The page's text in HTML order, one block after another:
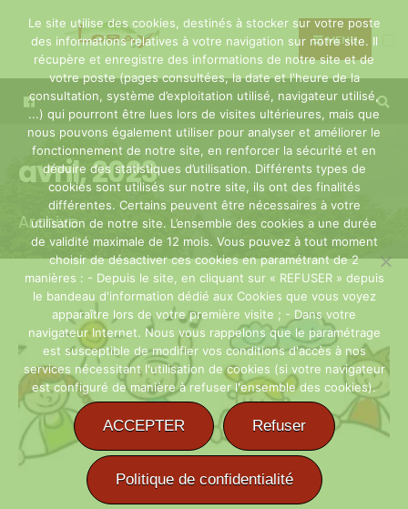
Skip
content
MENU
avril, 2023
Archive
for:
Le site utilise des cookies, destinés à stocker sur votre poste
des informations relatives à votre navigation sur notre site. Il
récupère et enregistre des informations de notre site et de
votre poste (pages consultées, la date et l'heure de la
consultation, système d’exploitation utilisé, navigateur utilisé,
...) qui pourront être lues lors de visites ultérieures, mais que
nous pouvons également utiliser pour analyser et améliorer le
fonctionnement de notre site, en renforcer la sécurité et en
déduire des statistiques d’utilisation. Différents types de
cookies sont utilisés sur notre site, ils ont des finalités
différentes. Certains peuvent être nécessaires à votre
utilisation de notre site. L’ensemble des cookies a une durée
de validité maximale de 12 mois. Vous pouvez à tout moment
choisir de désactiver ces cookies en paramétrant de 2
manières : - Depuis le site, en cliquant sur « REFUSER » depuis
le bandeau d'information dédié aux Cookies que vous voyez
apparaître lors de votre première visite ; - Dans votre
navigateur Internet. Nous vous rappelons que le paramétrage
est susceptible de modifier vos conditions d'accès à nos
services nécessitant l'utilisation de cookies (si votre navigateur
est configuré de manière à refuser l'ensemble des cookies).
ACCEPTER Refuser
Politique de confidentialité